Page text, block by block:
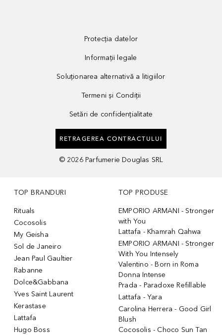
Protecția datelor
Informații legale
Soluționarea alternativă a litigiilor
Termeni și Condiții
Setări de confidențialitate
RETRAGEREA CONTRACTULUI
© 2026 Parfumerie Douglas SRL
TOP BRANDURI
Rituals
Cocosolis
My Geisha
Sol de Janeiro
Jean Paul Gaultier
Rabanne
Dolce&Gabbana
Yves Saint Laurent
Kerastase
Lattafa
Hugo Boss
TOP PRODUSE
EMPORIO ARMANI - Stronger
with You
Lattafa - Khamrah Qahwa
EMPORIO ARMANI - Stronger
With You Intensely
Valentino - Born in Roma
Donna Intense
Prada - Paradoxe Refillable
Lattafa - Yara
Carolina Herrera - Good Girl
Blush
Cocosolis - Choco Sun Tan